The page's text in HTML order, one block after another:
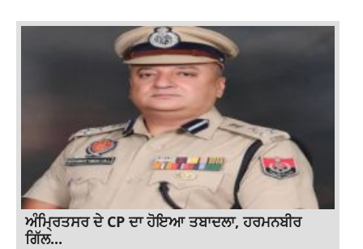
ਅੰਮ੍ਰਿਤਸਰ ਦੇ CP ਦਾ ਹੋਇਆ ਤਬਾਦਲਾ, ਹਰਮਨਬੀਰ
ਗਿੱਲ...